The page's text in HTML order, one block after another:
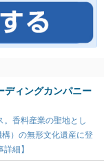
ディングカンパニー
。香料産業の聖地とし
）の無形文化遺産に登
細】